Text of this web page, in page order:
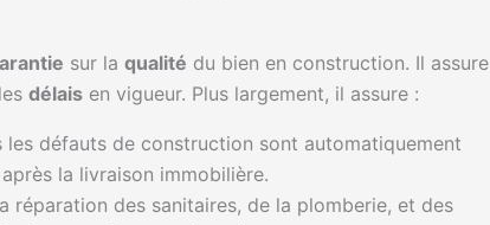
sur la qualité du bien en construction. Il assure
délais en vigueur. Plus largement, il assure :
les défauts de construction sont automatiquement
la livraison immobilière.
réparation des sanitaires, de la plomberie, et des